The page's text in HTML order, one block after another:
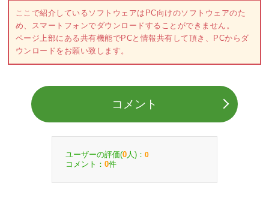
ここで紹介しているソフトウェアはPC向けのソフトウェアのた
め、スマートフォンでダウンロードすることができません。
ページ上部にある共有機能でPCと情報共有して頂き、PCからダ
ウンロードをお願い致します。
コメント
ユーザーの評価(0 人)： 0
コメント： 0件